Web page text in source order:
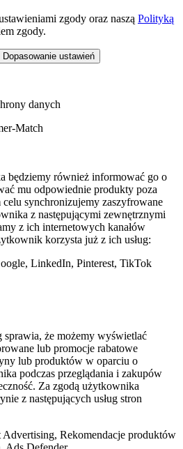
zgody oraz naszą Polityką
zgody.
Dopasowanie ustawień
danych
Match
będziemy również informować go o
mu odpowiednie produkty poza
synchronizujemy zaszyfrowane
z następującymi zewnętrznymi
z ich internetowych kanałów
korzysta już z ich usług:
LinkedIn, Pinterest, TikTok
sprawia, że możemy wyświetlać
lub promocje rabatowe
lub produktów w oparciu o
podczas przeglądania i zakupów
Za zgodą użytkownika
z następujących usług stron
Rekomendacje produktów